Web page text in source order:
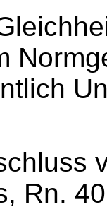
Rn.